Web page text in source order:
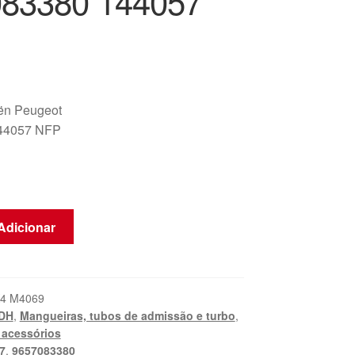
Peugeot
NFP
M4069
, Mangueiras, tubos de admissão e turbo,
, 9657083380